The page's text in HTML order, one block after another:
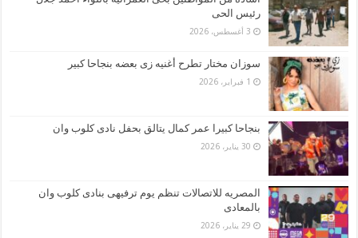
رئيس الحى
3 أغسطس، 2026
سوزان مختار تطرح أغنيه زى بعضه بنجاحا كبير
1 فبراير، 2026
بنجاحا كبيرا عمر كمال يتالق بحفل نادى كلوب وان
30 يناير، 2026
المصريه للاتصالات تنظم يوم ترفيهى بنادى كلوب وان
بالمعادى
29 يناير، 2026